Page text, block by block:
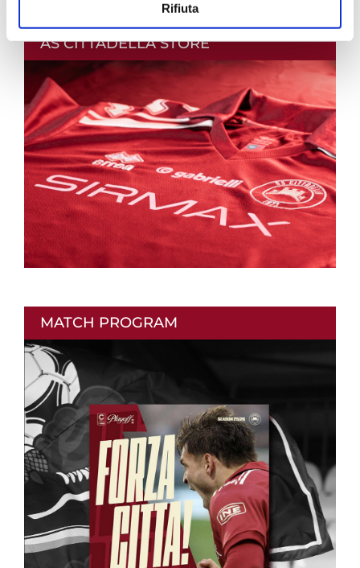
Rifiuta
AS CITTADELLA STORE
MATCH PROGRAM